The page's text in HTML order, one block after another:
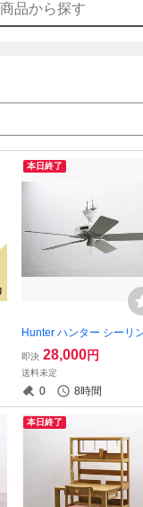
本日終了
Hunter ハンター シーリ
ファン ハンターオリジナ
枚羽根 アメリカ 2
即決 28,000円
送料未定
0 8時間
本日終了